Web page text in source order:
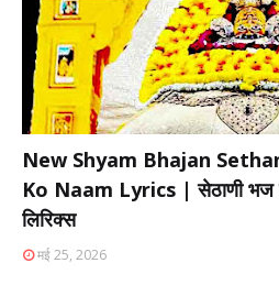
New Shyam Bhajan
Ko Naam Lyrics | सेठाणी भज ले
लिरिक्स
मई 25, 2026